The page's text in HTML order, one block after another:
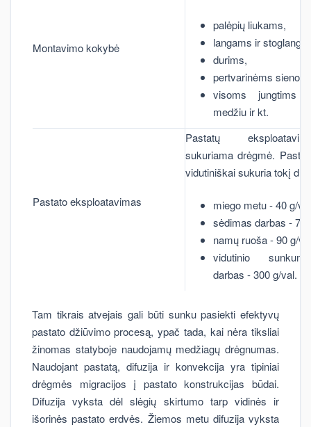
Montavimo kokybė
palėpių liukams,
langams ir
durims,
pertvarinėms
visoms jungtims
medžiu ir kt.
Pastato eksploatavimas
Pastatų
sukuriama drėgmė.
vidutiniškai sukuria tokį
miego metu - 40 g/
sėdimas darbas - 70
namų ruoša - 90 g/
vidutinio
darbas - 300 g/val.
Tam tikrais atvejais gali būti sunku pasiekti efektyvų
pastato džiūvimo procesą, ypač tada, kai nėra tiksliai
žinomas statyboje naudojamų medžiagų drėgnumas.
Naudojant pastatą, difuzija ir konvekcija yra tipiniai
drėgmės migracijos į pastato konstrukcijas būdai.
Difuzija vyksta dėl slėgių skirtumo tarp vidinės ir
išorinės pastato erdvės. Žiemos metu difuzija vyksta